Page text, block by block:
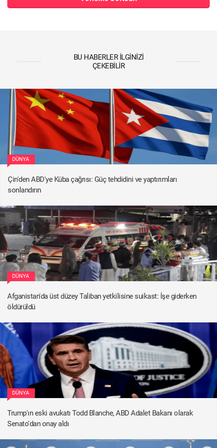
BU HABERLER İLGINIZI
ÇEKEBILIR
DÜNYA
Çin'den ABD'ye Küba çağrısı: Güç tehdidini ve yaptırımları
sonlandırın
DÜNYA
Afganistan'da üst düzey Taliban yetkilisine suikast: İşe giderken
öldürüldü
DÜNYA
Trump'ın eski avukatı Todd Blanche, ABD Adalet Bakanı olarak
Senato'dan onay aldı